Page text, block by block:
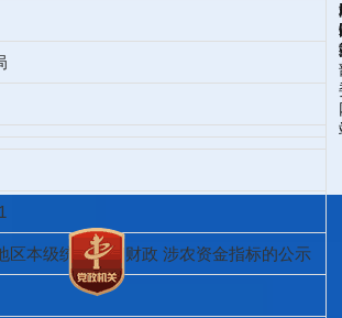
区本级统筹整合财政 涉农资金指标的公示